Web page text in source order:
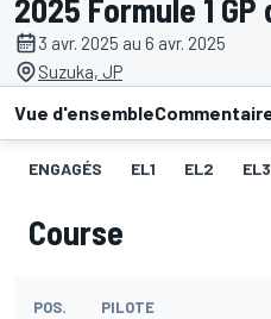
2025 Formule 1
3 avr. 2025 au 6 avr. 2025
Suzuka, JP
Vue d'ensemble
ENGAGÉS EL1 EL2 EL3
Course
POS. PILOTE